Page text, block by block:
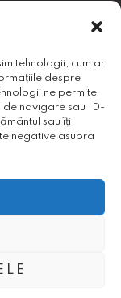
tehnologii, cum ar
despre
ne permite
de navigare sau ID-
sau îți
negative asupra
Drepturile